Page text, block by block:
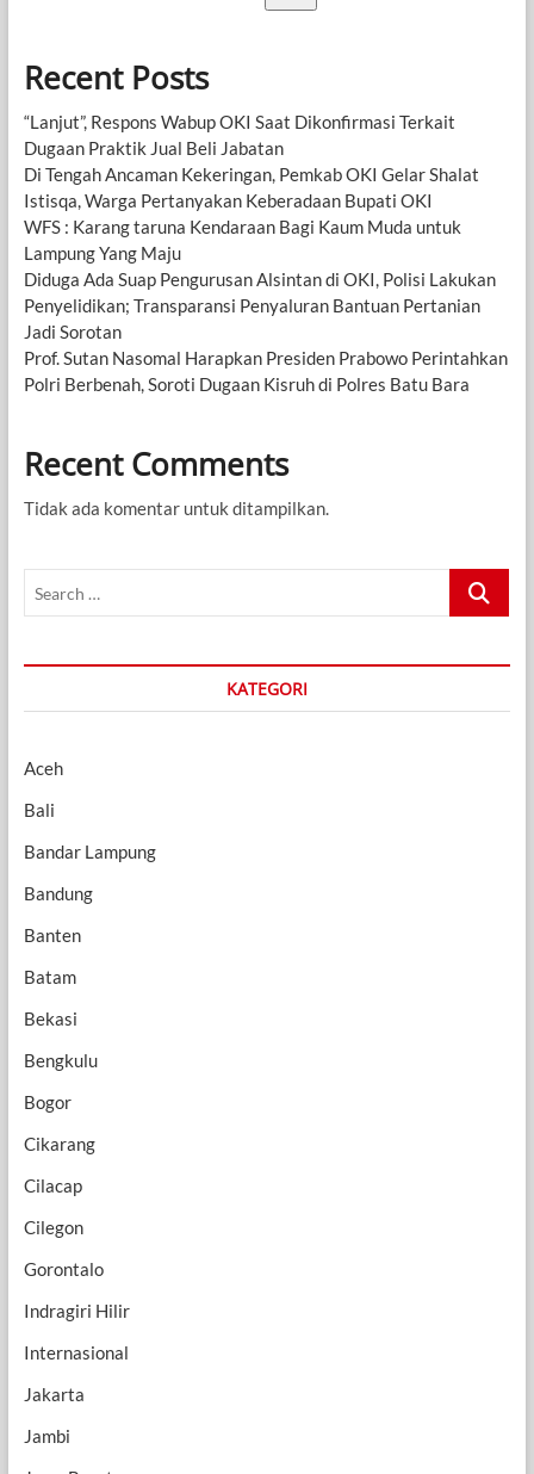
Recent Posts
“Lanjut”, Respons Wabup OKI Saat Dikonfirmasi Terkait
Dugaan Praktik Jual Beli Jabatan
Di Tengah Ancaman Kekeringan, Pemkab OKI Gelar Shalat
Istisqa, Warga Pertanyakan Keberadaan Bupati OKI
WFS : Karang taruna Kendaraan Bagi Kaum Muda untuk
Lampung Yang Maju
Diduga Ada Suap Pengurusan Alsintan di OKI, Polisi Lakukan
Penyelidikan; Transparansi Penyaluran Bantuan Pertanian
Jadi Sorotan
Prof. Sutan Nasomal Harapkan Presiden Prabowo Perintahkan
Polri Berbenah, Soroti Dugaan Kisruh di Polres Batu Bara
Recent Comments
Tidak ada komentar untuk ditampilkan.
Search
KATEGORI
Aceh
Bali
Bandar Lampung
Bandung
Banten
Batam
Bekasi
Bengkulu
Bogor
Cikarang
Cilacap
Cilegon
Gorontalo
Indragiri Hilir
Internasional
Jakarta
Jambi